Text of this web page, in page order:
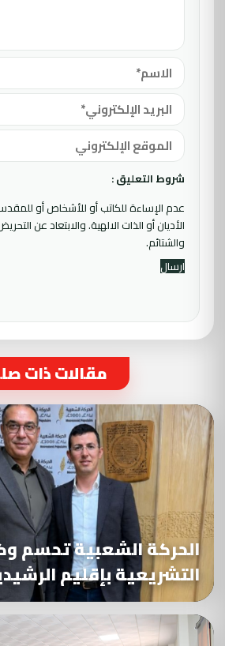
شروط التعليق :
عدم الإساءة للكاتب أو للأشخاص أو
الأديان أو الذات الالهية. والابتعاد عن
والشتائم.
مقالات ذات
الحركة الشعبية تحسم
التشريعية بإقليم